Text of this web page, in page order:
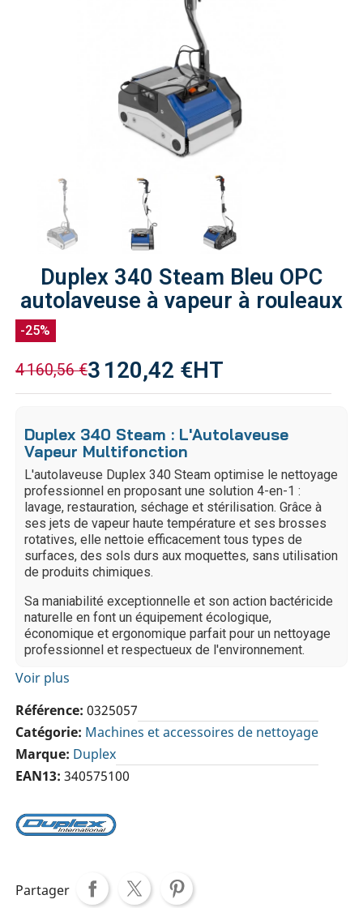
Duplex 340 Steam Bleu OPC
autolaveuse à vapeur à rouleaux
-25%
4 160,56 €3 120,42 €HT
Duplex 340 Steam : L'Autolaveuse
Vapeur Multifonction
L'autolaveuse Duplex 340 Steam optimise le nettoyage
professionnel en proposant une solution 4-en-1 :
lavage, restauration, séchage et stérilisation. Grâce à
ses jets de vapeur haute température et ses brosses
rotatives, elle nettoie efficacement tous types de
surfaces, des sols durs aux moquettes, sans utilisation
de produits chimiques.
Sa maniabilité exceptionnelle et son action bactéricide
naturelle en font un équipement écologique,
économique et ergonomique parfait pour un nettoyage
professionnel et respectueux de l'environnement.
Voir plus
Référence 0325057
Catégorie Machines et accessoires de nettoyage
Marque Duplex
EAN13 340575100
Partager